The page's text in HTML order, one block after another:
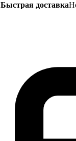
Быстрая доставка